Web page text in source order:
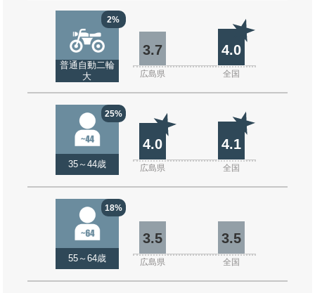
2%
普通自動二輪
大
3.7 4.0
広島県 全国
25%
35～44歳
4.0 4.1
広島県 全国
18%
55～64歳
3.5 3.5
広島県 全国